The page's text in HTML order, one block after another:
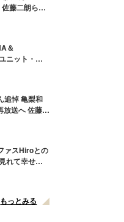
藤二朗ら新
＆
ニット・
追悼 亀梨和
放送へ 佐藤隆
ァスHiroとの
れて幸せ」
もっとみる